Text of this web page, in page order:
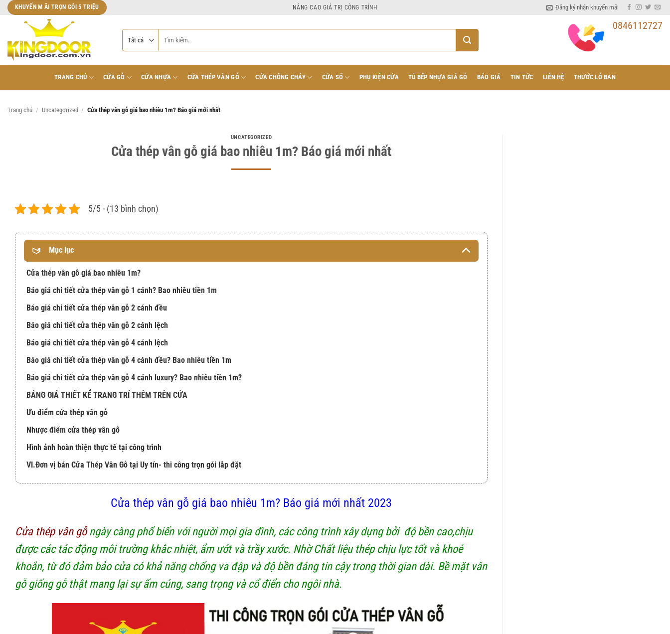
Bỏ
dung
KHUYẾN M ÃI TRỌN GÓI 5 TRIỆU NÂNG CAO GIÁ TRỊ CÔNG TRÌNH Đăng ký nhận khuyến mãi
kiếm:
0846112727
TRANG CHỦ CỬA GỖ CỬA NHỰA CỬA THÉP VÂN GỖ CỬA CHỐNG CHÁY CỬA SỔ PHỤ KIỆN CỬA TỦ BẾP NHỰA GIẢ GỖ BÁO GIÁ TIN TỨC LIÊN HỆ THƯỚC LỖ BAN
Trang chủ / Uncategorized / Cửa thép vân gỗ giá bao nhiêu 1m? Báo giá mới nhất
UNCATEGORIZED
Cửa thép vân gỗ giá bao nhiêu 1m? Báo giá mới nhất
5/5 - (13 bình chọn)
Mục lục
Cửa thép vân gỗ giá bao nhiêu 1m?
Báo giá chi tiết cửa thép vân gỗ 1 cánh? Bao nhiêu tiền 1m
Báo giá chi tiết cửa thép vân gỗ 2 cánh đều
Báo giá chi tiết cửa thép vân gỗ 2 cánh lệch
Báo giá chi tiết cửa thép vân gỗ 4 cánh lệch
Báo giá chi tiết cửa thép vân gỗ 4 cánh đều? Bao nhiêu tiền 1m
Báo giá chi tiết cửa thép vân gỗ 4 cánh luxury? Bao nhiêu tiền 1m?
BẢNG GIÁ THIẾT KỂ TRANG TRÍ THÊM TRÊN CỬA
Ưu điểm cửa thép vân gỗ
Nhược điểm cửa thép vân gỗ
Hình ảnh hoàn thiện thực tế tại công trình
VI.Đơn vị bán Cửa Thép Vân Gỗ tại Uy tín- thi công trọn gói lắp đặt
Cửa thép vân gỗ giá bao nhiêu 1m? Báo giá mới nhất 2023
Cửa thép vân gỗ ngày càng phổ biến với người mọi gia đình, các công trình xây dựng bởi độ bền cao,chịu
được các tác động môi trường khắc nhiệt, ẩm ướt và trầy xước. Nhờ Chất liệu thép chịu lực tốt và khoẻ
khoắn, từ đó đảm bảo cửa có khả năng chống va đập và độ bền đáng tin cậy trong thời gian dài. Bề mặt vân
gỗ giống gỗ thật mang lại sự ấm cúng, sang trọng và cổ điển cho ngôi nhà.